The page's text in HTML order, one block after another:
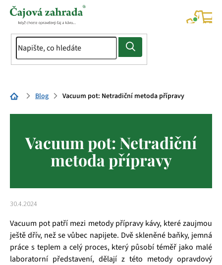
Přejít
Domů Blog Vacuum pot: Netradiční metoda přípravy
Vacuum pot: Netradiční
metoda přípravy
30.4.2024
Vacuum pot patří mezi metody přípravy kávy, které zaujmou
ještě dřív, než se vůbec napijete. Dvě skleněné baňky, jemná
práce s teplem a celý proces, který působí téměř jako malé
laboratorní představení, dělají z této metody opravdový